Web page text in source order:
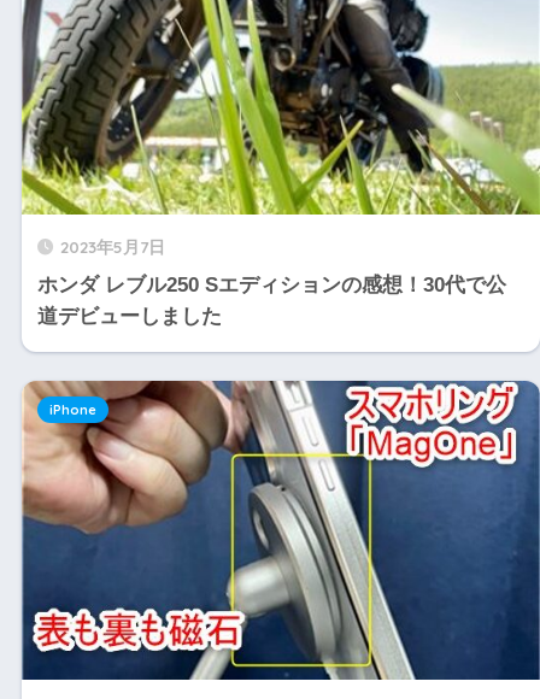
2023年5月7日
ホンダ レブル250 Sエディションの感想！30代で公
道デビューしました
iPhone